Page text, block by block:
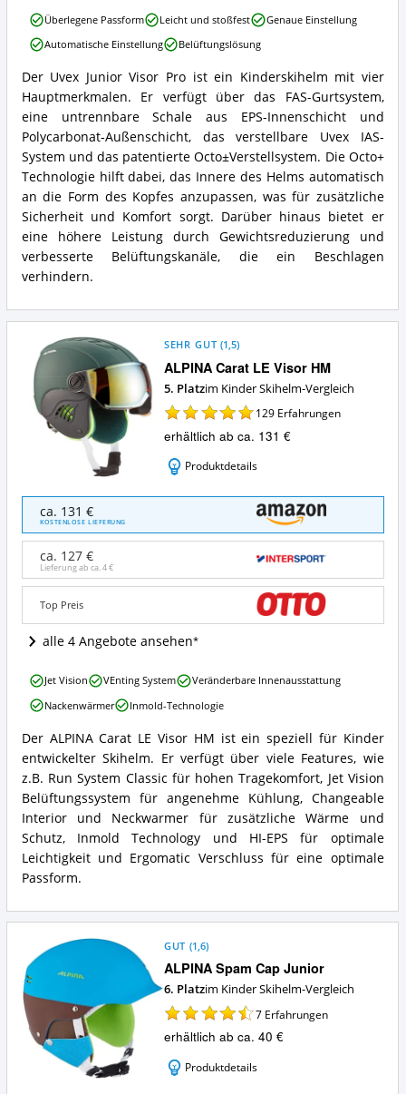
Uvex
Junior
Visor
pro
Zusammenfassung:
Was
bietet
dieser
Kinder
Skihelm?
Der Uvex Junior Visor Pro ist ein Kinderskihelm mit vier
Hauptmerkmalen. Er verfügt über das FAS-Gurtsystem,
eine untrennbare Schale aus EPS-Innenschicht und
Polycarbonat-Außenschicht, das verstellbare Uvex IAS-
System und das patentierte Octo±Verstellsystem. Die Octo+
Technologie hilft dabei, das Innere des Helms automatisch
an die Form des Kopfes anzupassen, was für zusätzliche
Sicherheit und Komfort sorgt. Darüber hinaus bietet er
eine höhere Leistung durch Gewichtsreduzierung und
verbesserte Belüftungskanäle, die ein Beschlagen
verhindern.
Uvex
Junior
Visor
Vorteile:
Was
spricht
für
diesen
Kinder
Skihelm?
Überlegene Passform Leicht und stoßfest
Genaue Einstellung
Automatische Einstellung
Belüftungslösung
ALPINA Carat LE Visor HM
SEHR GUT (1,5)
5. Platzim Kinder Skihelm-Vergleich
129 Erfahrungen
erhältlich ab ca. 131 €
Produktdetails
ALPINA
Carat
LE
Visor
Angebote:
dieser
Kinder
erhältlich?
ca. 131 €
KOSTENLOSE LIEFERUNG
ca. 127 €
Lieferung ab ca.4 €
Top Preis
alle 4 Angebote ansehen
ALPINA
Carat
LE
Visor
HM
Zusammenfassung:
Was
bietet
dieser
Skihelm?
Der ALPINA Carat LE Visor HM ist ein speziell für Kinder
entwickelter Skihelm. Er verfügt über viele Features, wie
z.B. Run System Classic für hohen Tragekomfort, Jet Vision
Belüftungssystem für angenehme Kühlung, Changeable
Interior und Neckwarmer für zusätzliche Wärme und
Schutz, Inmold Technology und HI-EPS für optimale
Leichtigkeit und Ergomatic Verschluss für eine optimale
Passform.
ALPINA
Carat
LE
HM
Vorteile:
Was
spricht
für
diesen
Kinder
Skihelm?
Jet Vision VEnting System
Veränderbare Innenausstattung
Nackenwärmer
Inmold-Technologie
ALPINA Spam Cap Junior
GUT (1,6)
6. Platzim Kinder Skihelm-Vergleich
7 Erfahrungen
erhältlich ab ca. 40 €
Produktdetails